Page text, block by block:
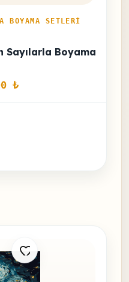
BOYAMA SETLERI
Sayılarla Boyama Seti
₺